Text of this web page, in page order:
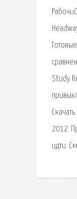
Study
2012.
идти.